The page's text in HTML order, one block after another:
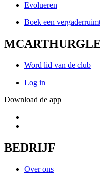
Evolueren
Boek een
Word lid van de club
Log in
Download de app
BEDRIJF
Over ons